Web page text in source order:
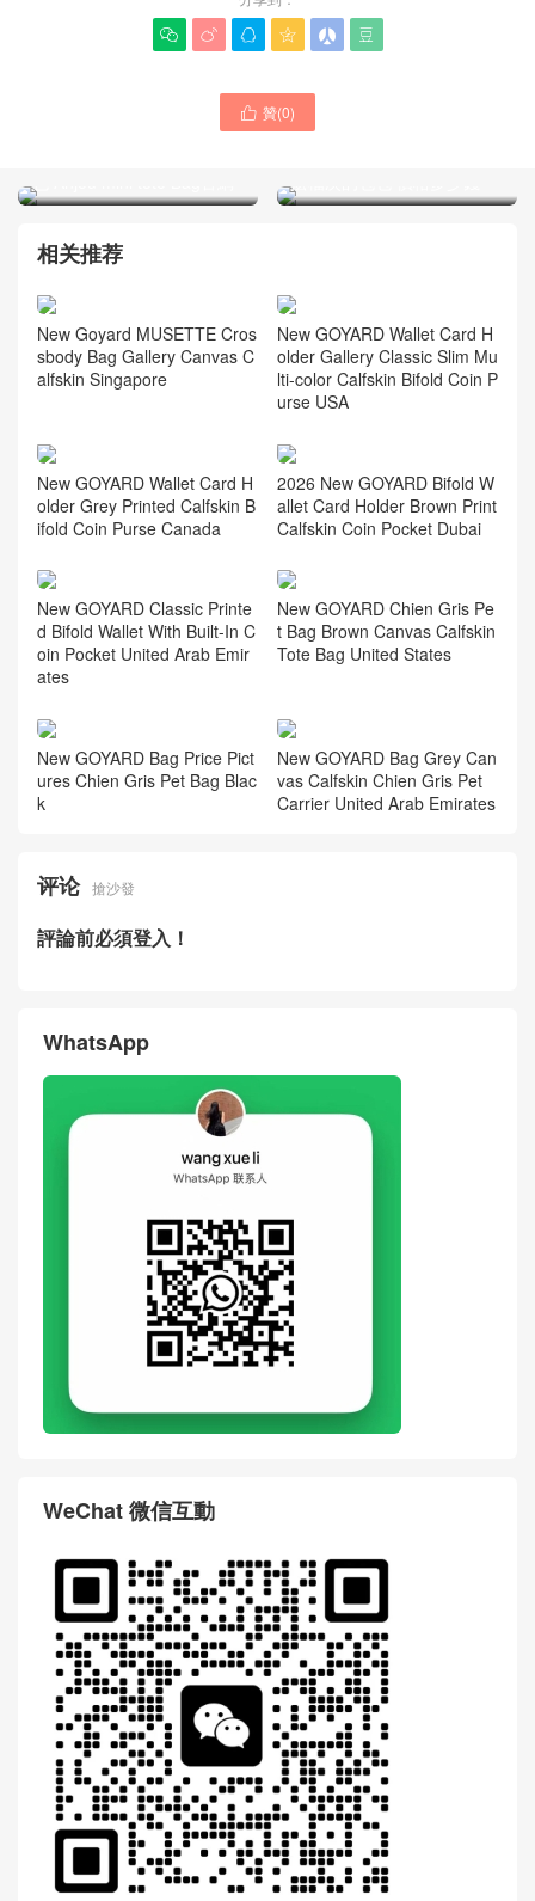
     
 贊(0)
New Goyard MUSETTE Cros
sbody Bag Gallery Canvas C
alfskin Singapore
New GOYARD Wallet Card H
older Gallery Classic Slim Mu
lti-color Calfskin Bifold Coin P
urse USA
New GOYARD Wallet Card H
older Grey Printed Calfskin B
ifold Coin Purse Canada
2026 New GOYARD Bifold W
allet Card Holder Brown Print
Calfskin Coin Pocket Dubai
New GOYARD Classic Printe
d Bifold Wallet With Built-In C
oin Pocket United Arab Emir
ates
New GOYARD Chien Gris Pe
t Bag Brown Canvas Calfskin
Tote Bag United States
New GOYARD Bag Price Pict
ures Chien Gris Pet Bag Blac
k
New GOYARD Bag Grey Can
vas Calfskin Chien Gris Pet
Carrier United Arab Emirates
评论